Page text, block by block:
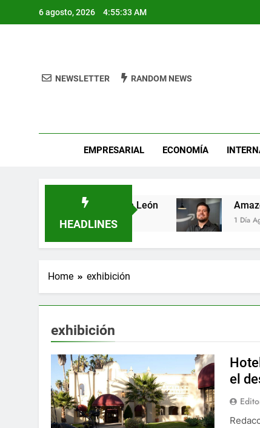
6 agosto, 2026 4:55:33 AM
NEWSLETTER RANDOM NEWS
EMPRESARIAL ECONOMÍA
HEADLINES
Fest busca héroes de León Amazon
1 Día Ago
Home exhibición
exhibición
el